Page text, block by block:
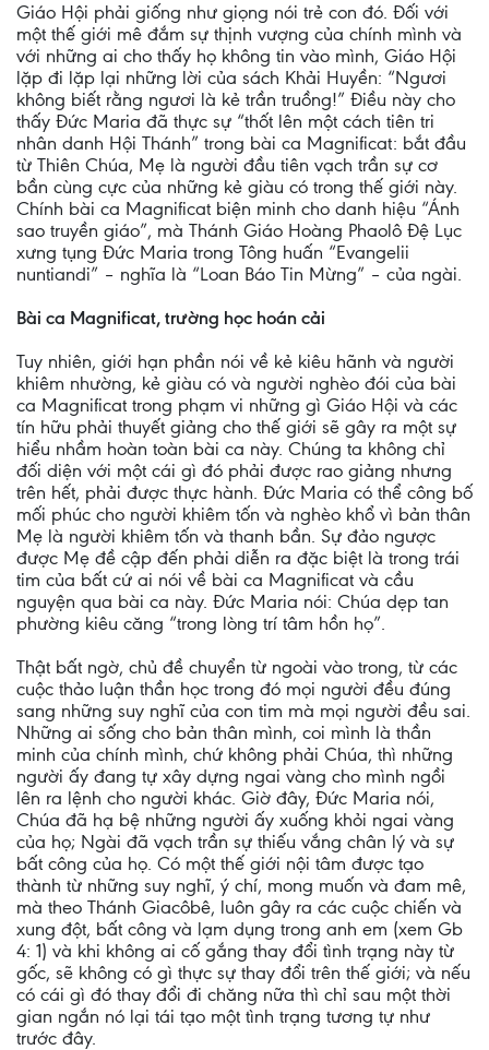
Giáo Hội phải giống như giọng nói trẻ con đó. Đối với
một thế giới mê đắm sự thịnh vượng của chính mình và
với những ai cho thấy họ không tin vào mình, Giáo Hội
lặp đi lặp lại những lời của sách Khải Huyền: “Ngươi
không biết rằng ngươi là kẻ trần truồng!” Điều này cho
thấy Đức Maria đã thực sự “thốt lên một cách tiên tri
nhân danh Hội Thánh” trong bài ca Magnificat: bắt đầu
từ Thiên Chúa, Mẹ là người đầu tiên vạch trần sự cơ
bần cùng cực của những kẻ giàu có trong thế giới này.
Chính bài ca Magnificat biện minh cho danh hiệu “Ánh
sao truyền giáo”, mà Thánh Giáo Hoàng Phaolô Đệ Lục
xưng tụng Đức Maria trong Tông huấn “Evangelii
nuntiandi” – nghĩa là “Loan Báo Tin Mừng” – của ngài.
Bài ca Magnificat, trường học hoán cải
Tuy nhiên, giới hạn phần nói về kẻ kiêu hãnh và người
khiêm nhường, kẻ giàu có và người nghèo đói của bài
ca Magnificat trong phạm vi những gì Giáo Hội và các
tín hữu phải thuyết giảng cho thế giới sẽ gây ra một sự
hiểu nhầm hoàn toàn bài ca này. Chúng ta không chỉ
đối diện với một cái gì đó phải được rao giảng nhưng
trên hết, phải được thực hành. Đức Maria có thể công bố
mối phúc cho người khiêm tốn và nghèo khổ vì bản thân
Mẹ là người khiêm tốn và thanh bần. Sự đảo ngược
được Mẹ đề cập đến phải diễn ra đặc biệt là trong trái
tim của bất cứ ai nói về bài ca Magnificat và cầu
nguyện qua bài ca này. Đức Maria nói: Chúa dẹp tan
phường kiêu căng “trong lòng trí tâm hồn họ”.
Thật bất ngờ, chủ đề chuyển từ ngoài vào trong, từ các
cuộc thảo luận thần học trong đó mọi người đều đúng
sang những suy nghĩ của con tim mà mọi người đều sai.
Những ai sống cho bản thân mình, coi mình là thần
minh của chính mình, chứ không phải Chúa, thì những
người ấy đang tự xây dựng ngai vàng cho mình ngồi
lên ra lệnh cho người khác. Giờ đây, Đức Maria nói,
Chúa đã hạ bệ những người ấy xuống khỏi ngai vàng
của họ; Ngài đã vạch trần sự thiếu vắng chân lý và sự
bất công của họ. Có một thế giới nội tâm được tạo
thành từ những suy nghĩ, ý chí, mong muốn và đam mê,
mà theo Thánh Giacôbê, luôn gây ra các cuộc chiến và
xung đột, bất công và lạm dụng trong anh em (xem Gb
4: 1) và khi không ai cố gắng thay đổi tình trạng này từ
gốc, sẽ không có gì thực sự thay đổi trên thế giới; và nếu
có cái gì đó thay đổi đi chăng nữa thì chỉ sau một thời
gian ngắn nó lại tái tạo một tình trạng tương tự như
trước đây.